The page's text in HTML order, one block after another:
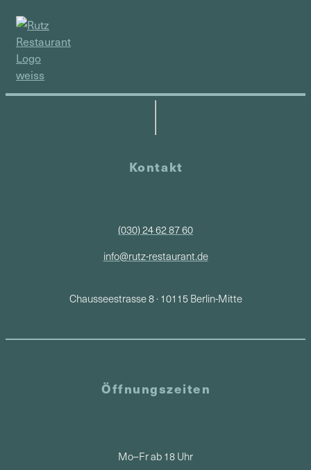
Kontakt
(030) 24 62 87 60
info@rutz-restaurant.de
Chausseestrasse 8 · 10115 Berlin-Mitte
Öffnungszeiten
Mo–Fr ab 18 Uhr